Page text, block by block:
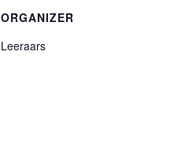
ORGANIZER
Leeraars